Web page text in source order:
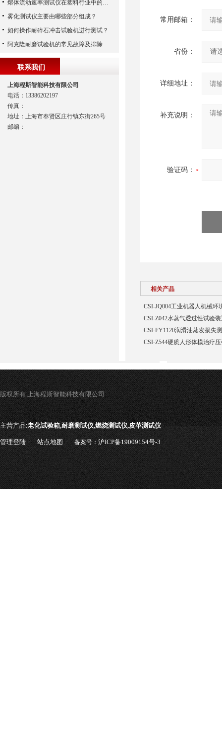
常用邮箱：
省份：
详细地址：
补充说明：
验证码：
相关产品
CSI-JQ004工业机器人机械
CSI-Z042水蒸气透过性试验
CSI-FY1120润滑油蒸发损失
CSI-Z544硬质人形体模治疗
熔体流动速率测试仪在塑料行业中的应用
雾化测试仪主要由哪些部分组成？
如何操作耐碎石冲击试验机进行测试？
阿克隆耐磨试验机的常见故障及排除方法
联系我们
上海程斯智能科技有限公司
电话：13386202197
传真：
地址：上海市奉贤区庄行镇东街265号
邮编：
版权所有 上海程斯智能科技有限公司
主营产品:老化试验箱,耐磨测试仪,燃烧测试仪,皮革测试仪
管理登陆 站点地图 备案号：沪ICP备19009154号-3